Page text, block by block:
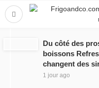
Du côté des
boissons
changent des
1 jour ago